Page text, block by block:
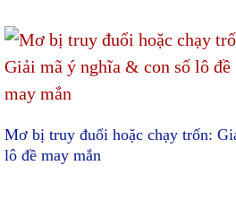
Mơ bị truy đuổi hoặc chạy trốn:
lô đề may mắn